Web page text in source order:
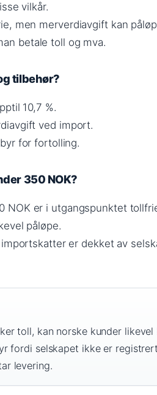
vilkår.
men merverdiavgift kan
betale toll og mva.
tilbehør?
10,7 %.
ved import.
for fortolling.
350 NOK?
NOK er i utgangspunktet
påløpe.
er dekket av
toll, kan norske kunder
fordi selskapet ikke er
levering.